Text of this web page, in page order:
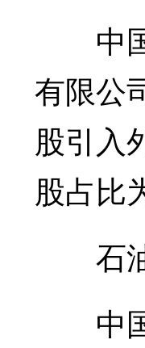
中国
有限公
股引入
股占比
石油
中国